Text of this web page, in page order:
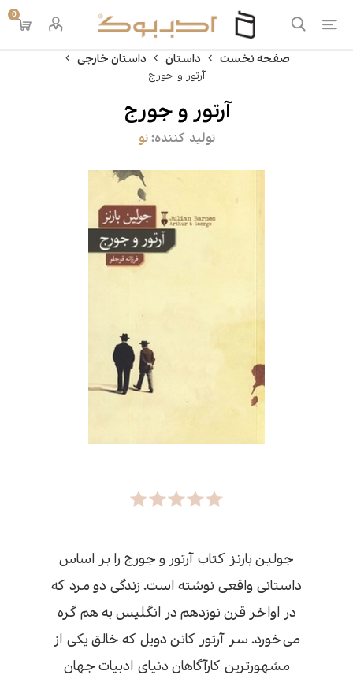
0
صفحه نخست داستان
داستان خارجی
آرتور و جورج
آرتور و جورج
تولید کننده: نو
جولین بارنز کتاب آرتور و جورج را بر اساس
داستانی واقعی نوشته است. زندگی دو مرد که
در اواخر قرن نوزدهم در انگلیس به هم گره
می‌خورد. سر آرتور کانن دویل که خالق یکی از
مشهورترین کارآگاهان دنیای ادبیات جهان